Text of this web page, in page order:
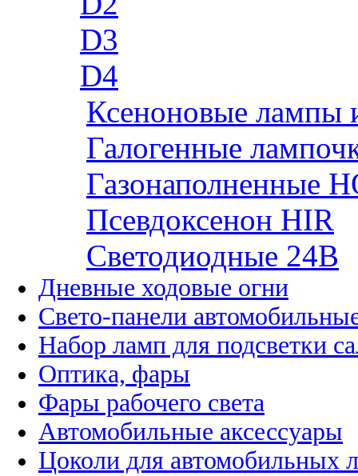
D3
D4
Ксеноновые лампы
Галогенные
Газонаполненные
Псевдоксенон HIR
Cветодиодные 24B
Дневные ходовые огни
Свето-панели
Набор ламп для подсветки
Оптика, фары
Фары рабочего света
Автомобильные аксессуары
Цоколи для автомобильных